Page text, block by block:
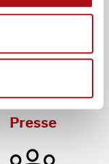
Presse